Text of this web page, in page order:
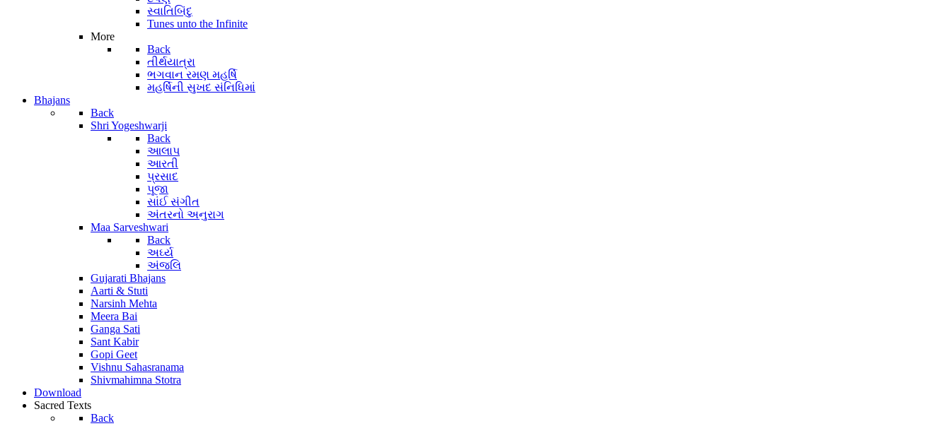
સ્વાતિબિંદુ
Tunes unto the Infinite
More
Back
તીર્થયાત્રા
ભગવાન રમણ મહર્ષિ
મહર્ષિની સુખદ સંનિધિમાં
Bhajans
Back
Shri Yogeshwarji
Back
આલાપ
આરતી
પ્રસાદ
પૂજા
સાંઈ સંગીત
અંતરનો અનુરાગ
Maa Sarveshwari
Back
અર્ઘ્ય
અંજલિ
Gujarati Bhajans
Aarti & Stuti
Narsinh Mehta
Meera Bai
Ganga Sati
Sant Kabir
Gopi Geet
Vishnu Sahasranama
Shivmahimna Stotra
Download
Sacred Texts
Back